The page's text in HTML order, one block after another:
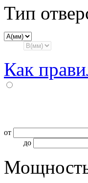
Тип
Как
от
до